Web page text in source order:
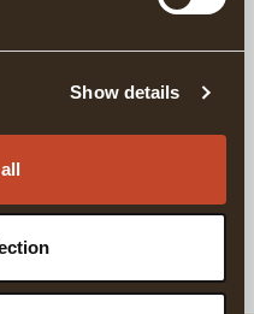
Show details
GRÄNSFORS